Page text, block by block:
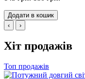
Додати в кошик
‹
›
Хіт продажів
Топ продажів